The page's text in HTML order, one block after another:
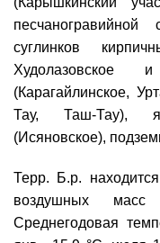
суглинков
(Карагайлинское,
Тау, Таш-Тау),
(Исяновское),
Терр. Б.р.
воздушных масс
Среднегодовая